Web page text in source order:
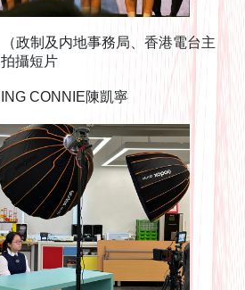
政制及内地事務局、香港電台主
攝短片
CONNIE陳凱寧